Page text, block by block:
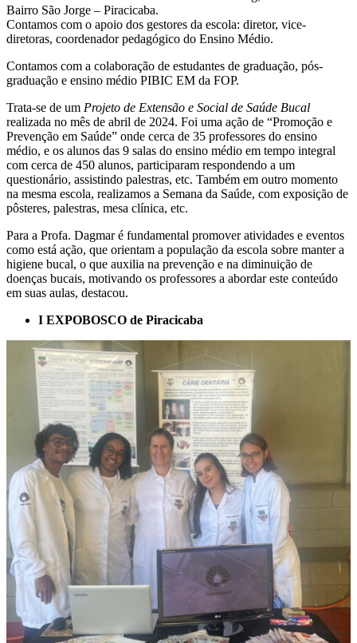
Bairro São Jorge – Piracicaba.
Contamos com o apoio dos gestores da escola: diretor, vice-
diretoras, coordenador pedagógico do Ensino Médio.
Contamos com a colaboração de estudantes de graduação, pós-
graduação e ensino médio PIBIC EM da FOP.
Trata-se de um Projeto de Extensão e Social de Saúde Bucal
realizada no mês de abril de 2024. Foi uma ação de “Promoção e
Prevenção em Saúde” onde cerca de 35 professores do ensino
médio, e os alunos das 9 salas do ensino médio em tempo integral
com cerca de 450 alunos, participaram respondendo a um
questionário, assistindo palestras, etc. Também em outro momento
na mesma escola, realizamos a Semana da Saúde, com exposição de
pôsteres, palestras, mesa clínica, etc.
Para a Profa. Dagmar é fundamental promover atividades e eventos
como está ação, que orientam a população da escola sobre manter a
higiene bucal, o que auxilia na prevenção e na diminuição de
doenças bucais, motivando os professores a abordar este conteúdo
em suas aulas, destacou.
I EXPOBOSCO de Piracicaba